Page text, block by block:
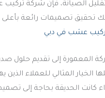
الصيانة، فإن شركة
تحقيق تصميمات رائعة
عشب في دبي
المعمورة إلى تقديم حلول
الخيار المثالي للعملاء الذين
كانت الحديقة بحاجة إلى